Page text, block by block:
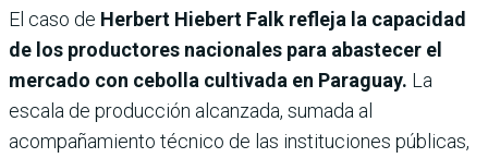
El caso de Herbert Hiebert Falk refleja la capacidad
de los productores nacionales para abastecer el
mercado con cebolla cultivada en Paraguay. La
escala de producción alcanzada, sumada al
acompañamiento técnico de las instituciones públicas,